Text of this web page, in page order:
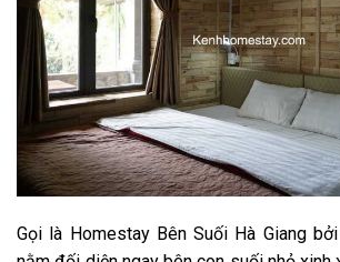
Gọi là Homestay Bên Suối Hà Giang